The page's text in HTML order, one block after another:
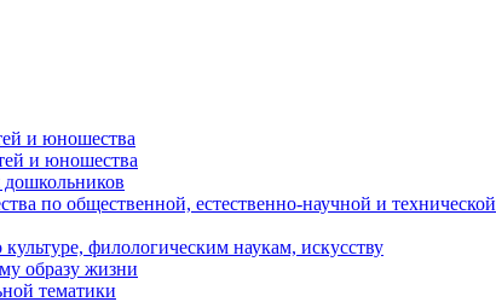
и юношества
и юношества
дошкольников
по общественной, естественно-научной и технической
филологическим наукам, искусству
образу жизни
тематики